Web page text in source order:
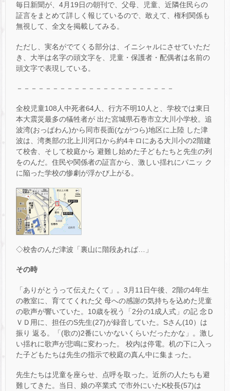
毎日新聞が、4月19日の朝刊で、父母、児童、近隣住民らの
証言をまとめて詳しく報じているので、敢えて、権利関係も
無視して、全文を掲載してみる。
ただし、実名がでてくる部分は、イニシャルにさせていただ
き、大半は名字の頭文字を、児童・保護者・配偶者は名前の
頭文字で表現している。
－－－－－－－－－－－－－－－－－－－－－－
全校児童108人中死者64人、行方不明10人と、学校では東日
本大震災最多の犠牲者が 出た宮城県石巻市立大川小学校。追
波湾(おっぱわん)から同市長面(ながつら)地区に上陸 した津
波は、湾奥部の北上川河口から約4キロにある大川小の2階建
て校舎、そして校庭から 避難し始めた子どもたちと先生の列
をのんだ。住民や関係者の証言から、激しい揺れにパニッ ク
に陥った学校の惨劇が浮かび上がる。
◇校舎のんだ津波「裏山に階段あれば…」
その時
「ありがとうって伝えたくて」。3月11日午後、2階の4年生
の教室に、育ててくれた父 母への感謝の気持ちを込めた児童
の歌声が響いていた。10歳を祝う「2分の1成人式」の記 念Ｄ
ＶＤ用に、担任のS先生(27)が録音していた。Sさん(10）は
振り 返る。「(歌の)2番にいかないくらいだったかな」。激し
い揺れに歌声が悲鳴に変わった。 校内は停電。机の下に入っ
た子どもたちは先生の指示で校庭の真ん中に集まった。
先生たちは児童を座らせ、点呼を取った。近所の人たちも避
難してきた。当日、娘の卒業式 で市外にいたK校長(57)は